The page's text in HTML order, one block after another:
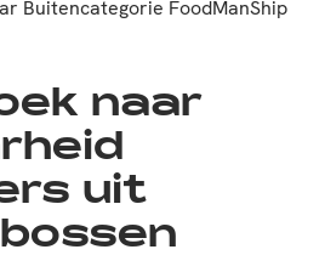
Buitencategorie FoodManShip
naar
uit